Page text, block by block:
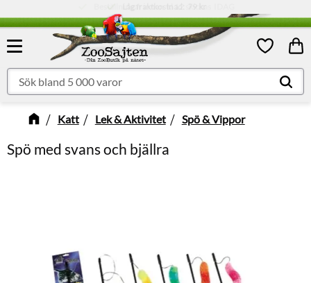
Meny
Favoriter
Katt Lek & Aktivitet Spö & Vippor
Spö med svans och bjällra